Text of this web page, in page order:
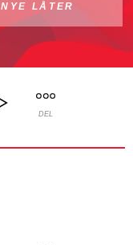
NYE LÅTER
DEL